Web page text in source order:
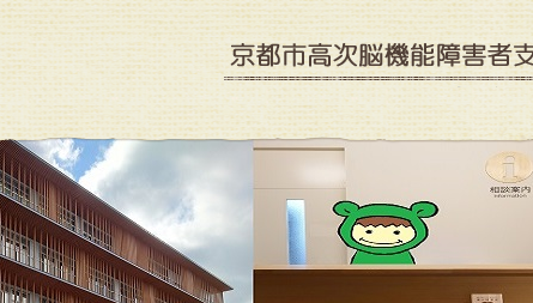
京都市高次脳機能障害者支援セ